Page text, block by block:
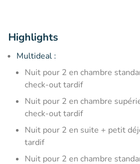
Highlights
Multideal :
Nuit pour 2 en chambre
check-out tardif
Nuit pour 2 en chambre
check-out tardif
Nuit pour 2 en suite + petit
tardif
Nuit pour 2 en chambre